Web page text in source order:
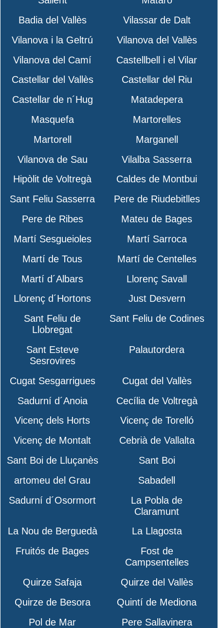
Badia del Vallès
Vilassar de Dalt
Vilanova i la Geltrú
Vilanova del Vallès
Vilanova del Camí
Castellbell i el Vilar
Castellar del Vallès
Castellar del Riu
Castellar de n´Hug
Matadepera
Masquefa
Martorelles
Martorell
Marganell
Vilanova de Sau
Vilalba Sasserra
Hipòlit de Voltregà
Caldes de Montbui
Sant Feliu Sasserra
Pere de Riudebitlles
Pere de Ribes
Mateu de Bages
Martí Sesgueioles
Martí Sarroca
Martí de Tous
Martí de Centelles
Martí d´Albars
Llorenç Savall
Llorenç d´Hortons
Just Desvern
Sant Feliu de
Llobregat
Sant Feliu de Codines
Sant Esteve
Sesrovires
Palautordera
Cugat Sesgarrigues
Cugat del Vallès
Sadurní d´Anoia
Cecília de Voltregà
Vicenç dels Horts
Vicenç de Torelló
Vicenç de Montalt
Cebrià de Vallalta
Sant Boi de Lluçanès
Sant Boi
artomeu del Grau
Sabadell
Sadurní d´Osormort
La Pobla de
Claramunt
La Nou de Berguedà
La Llagosta
Fruitós de Bages
Fost de
Campsentelles
Quirze Safaja
Quirze del Vallès
Quirze de Besora
Quintí de Mediona
Pol de Mar
Pere Sallavinera